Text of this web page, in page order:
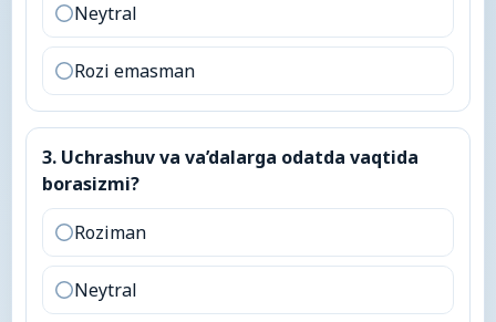
Neytral
Rozi emasman
3. Uchrashuv va va’dalarga odatda vaqtida borasizmi?
3. Uchrashuv va va’dalarga odatda vaqtida
borasizmi?
Roziman
Neytral